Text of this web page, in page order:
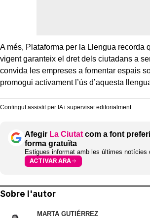
A més, Plataforma per la Llengua recorda
vigent garanteix el dret dels ciutadans a
convida les empreses a fomentar espais
promogui activament l’ús d’aquesta
Contingut assistit per IA i supervisat editorialment
Afegir La Ciutat com a font
forma gratuïta
Estigues informat amb les últimes notícies
ACTIVAR ARA
Sobre l'autor
MARTA GUTIÉRREZ